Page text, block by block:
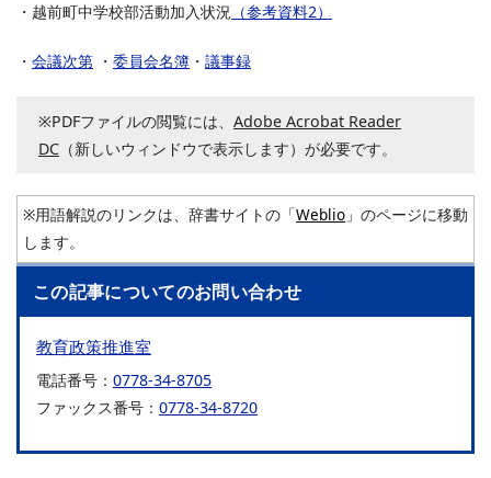
・越前町中学校部活動加入状況 （参考資料2）
・ 会議次第 ・ 委員会名簿 ・ 議事録
※PDFファイルの閲覧には、 Adobe Acrobat Reader
DC （新しいウィンドウで表示します）が必要です。
※用語解説のリンクは、辞書サイトの「Weblio 」のページに移動
します。
この記事についてのお問い合わせ
教育政策推進室
電話番号： 0778-34-8705
ファックス番号： 0778-34-8720